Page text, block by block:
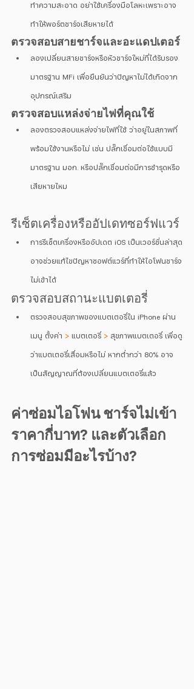
ทำความสะอาด อย่าใช้เครื่องมือโลหะเพราะอาจ
ทำให้พอร์ตชาร์จเสียหายได้
ตรวจสอบสายชาร์จและอะแดปเตอร์
ลองเปลี่ยนสายชาร์จหรือหัวชาร์จใหม่ที่ได้รับรอง
มาตรฐาน MFi เพื่อยืนยันว่าปัญหาไม่ได้เกิดจาก
อุปกรณ์เสริม
ตรวจสอบแหล่งจ่ายไฟที่คุณใช้
ลองตรวจสอบแหล่งจ่ายไฟที่ใช้ ว่าอยู่ในสภาพที่
พร้อมใช้งานหรือไม่ เช่น ปลั๊กเชื่อมต่อใช้แบบมี
มาตรฐาน มอก. หรือปลั๊กเชื่อมต่อมีการชำรุดหรือ
เสียหายไหม
รีเซ็ตเครื่องหรืออัปเดทซอร์ฟแวร์
การรีเซ็ตเครื่องหรืออัปเดต iOS เป็นเวอร์ชั่นล่าสุด
อาจช่วยแก้ไขปัญหาซอฟต์แวร์ที่ทำให้ไอโฟนชาร์จ
ไม่เข้าได้
ตรวจสอบสถานะแบตเตอรี่
ตรวจสอบสุขภาพของแบตเตอรี่ใน iPhone ผ่าน
เมนู ตั้งค่า > แบตเตอรี่ > สุขภาพแบตเตอรี่ เพื่อดู
ว่าแบตเตอรี่เสื่อมหรือไม่ หากต่ำกว่า 80% อาจ
เป็นสัญญาณที่ต้องเปลี่ยนแบตเตอรี่แล้ว
ค่าซ่อมไอโฟน ชาร์จไม่เข้า
ราคากี่บาท? และตัวเลือก
การซ่อมมีอะไรบ้าง?